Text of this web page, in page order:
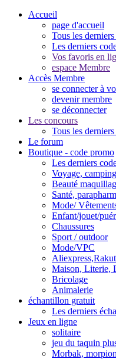
Accueil
page d'accueil
Tous les
Les derniers
Vos favoris en
espace Membre
Accès Membre
se connecter à
devenir membre
se déconnecter
Les concours
Tous les
Le forum
Boutique - code promo
Les derniers
Voyage,
Beauté
Santé,
Mode/
Enfant/jouet/
Chaussures
Sport / outdoor
Mode/VPC
Maison, Literie,
Bricolage
Animalerie
échantillon gratuit
Les derniers
Jeux en ligne
solitaire
jeu du taquin
Morbak,